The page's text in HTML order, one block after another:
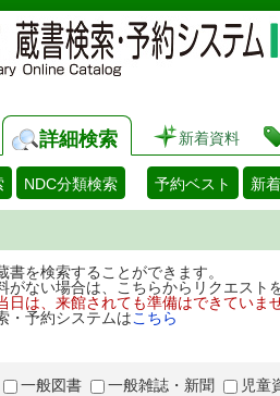
詳細検索 新着資料
NDC分類検索 予約ベスト 新
を検索することができます。
がない場合は、こちらからリクエス
日は、来館されても準備はできてい
・予約システムはこちら
一般図書 一般雑誌・新聞
児童